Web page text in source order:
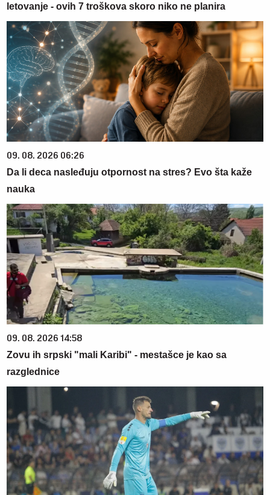
letovanje - ovih 7 troškova skoro niko ne planira
09. 08. 2026 06:26
Da li deca nasleđuju otpornost na stres? Evo šta kaže
nauka
09. 08. 2026 14:58
Zovu ih srpski "mali Karibi" - mestašce je kao sa
razglednice